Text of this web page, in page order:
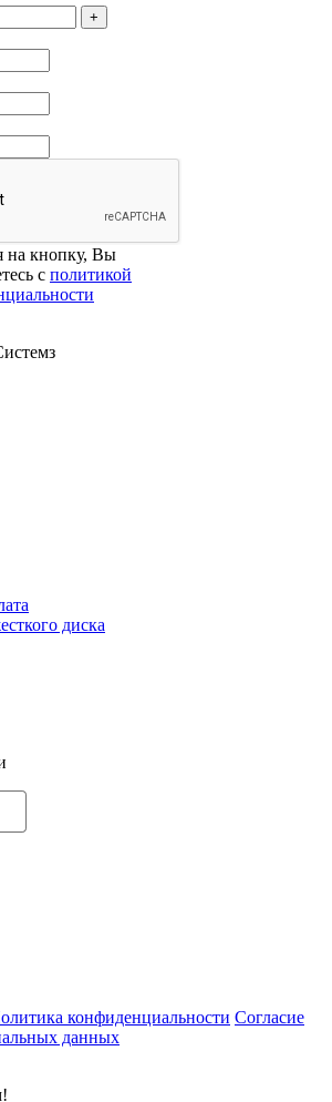
+
на кнопку, Вы
с политикой
диска
конфиденциальности Согласие
данных